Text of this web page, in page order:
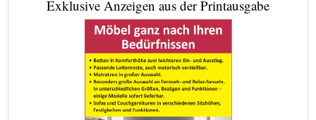
Exklusive Anzeigen aus der Printausgabe